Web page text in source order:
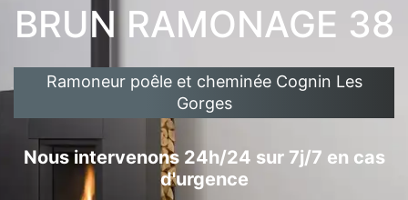
BRUN RAMONAGE 38
Ramoneur poêle et cheminée Cognin Les
Gorges
Nous intervenons 24h/24 sur 7j/7 en cas
d'urgence